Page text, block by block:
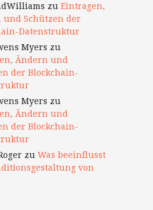
zu Eintragen,
und Schützen der
Datenstruktur
Myers zu
Ändern und
der Blockchain-
Myers zu
Ändern und
der Blockchain-
zu Was beeinflusst
von